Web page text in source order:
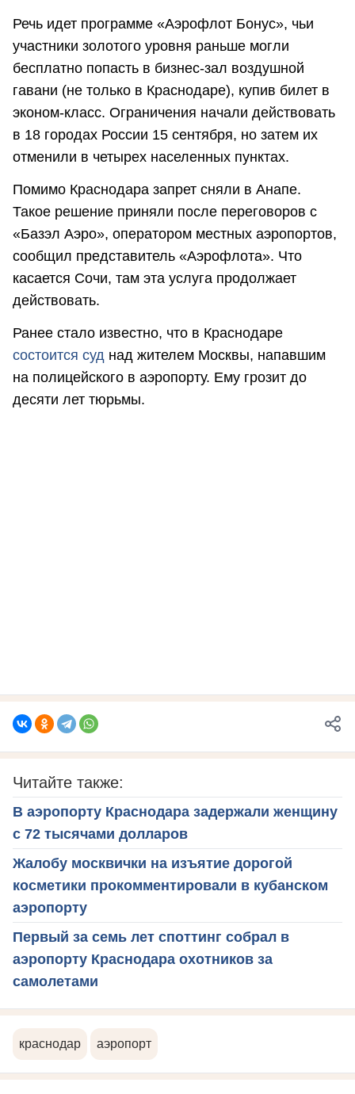
Речь идет программе «Аэрофлот Бонус», чьи
участники золотого уровня раньше могли
бесплатно попасть в бизнес-зал воздушной
гавани (не только в Краснодаре), купив билет в
эконом-класс. Ограничения начали действовать
в 18 городах России 15 сентября, но затем их
отменили в четырех населенных пунктах.
Помимо Краснодара запрет сняли в Анапе.
Такое решение приняли после переговоров с
«Базэл Аэро», оператором местных аэропортов,
сообщил представитель «Аэрофлота». Что
касается Сочи, там эта услуга продолжает
действовать.
Ранее стало известно, что в Краснодаре
состоится суд над жителем Москвы, напавшим
на полицейского в аэропорту. Ему грозит до
десяти лет тюрьмы.
Читайте также:
В аэропорту Краснодара задержали женщину
с 72 тысячами долларов
Жалобу москвички на изъятие дорогой
косметики прокомментировали в кубанском
аэропорту
Первый за семь лет споттинг собрал в
аэропорту Краснодара охотников за
самолетами
краснодар аэропорт